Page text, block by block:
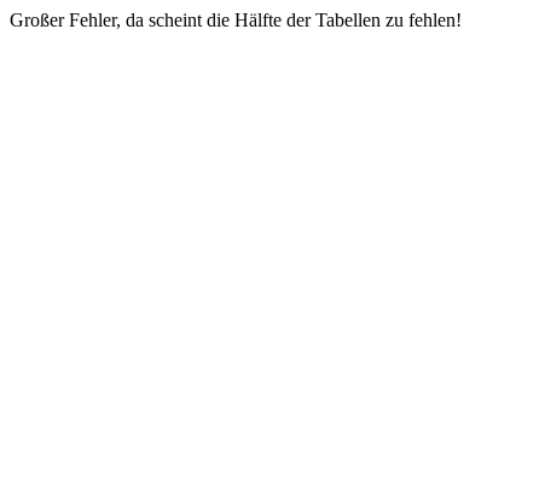
Großer Fehler, da scheint die Hälfte der Tabellen zu fehlen!